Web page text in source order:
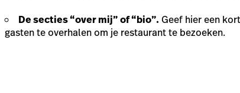
De secties “over mij” of “bio”. Geef hier een
gasten te overhalen om je restaurant te bezoeken.